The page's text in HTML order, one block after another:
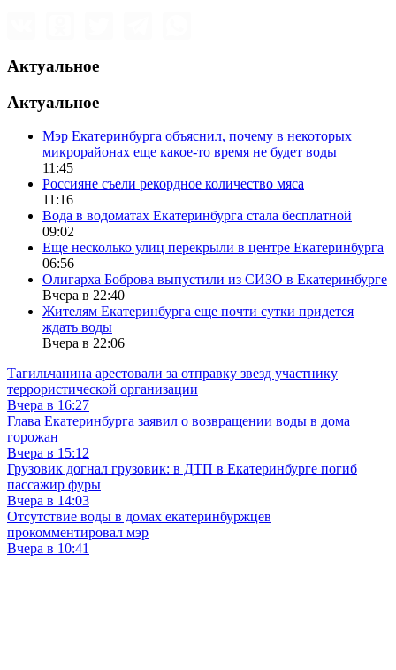
Актуальное
Актуальное
Мэр Екатеринбурга объяснил, почему в некоторых
микрорайонах еще какое-то время не будет воды
11:45
Россияне съели рекордное количество мяса
11:16
Вода в водоматах Екатеринбурга стала бесплатной
09:02
Еще несколько улиц перекрыли в центре Екатеринбурга
06:56
Олигарха Боброва выпустили из СИЗО в Екатеринбурге
Вчера в 22:40
Жителям Екатеринбурга еще почти сутки придется
ждать воды
Вчера в 22:06
Тагильчанина арестовали за отправку звезд участнику
террористической организации
Вчера в 16:27
Глава Екатеринбурга заявил о возвращении воды в дома
горожан
Вчера в 15:12
Грузовик догнал грузовик: в ДТП в Екатеринбурге погиб
пассажир фуры
Вчера в 14:03
Отсутствие воды в домах екатеринбуржцев
прокомментировал мэр
Вчера в 10:41